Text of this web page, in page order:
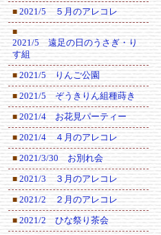
■ 2021/5 ５月のアレコレ
■
2021/5 遠足の日のうさぎ・り
す組
■ 2021/5 りんご公園
■ 2021/5 ぞうきりん組種蒔き
■ 2021/4 お花見パーティー
■ 2021/4 ４月のアレコレ
■ 2021/3/30 お別れ会
■ 2021/3 ３月のアレコレ
■ 2021/2 ２月のアレコレ
■ 2021/2 ひな祭り茶会